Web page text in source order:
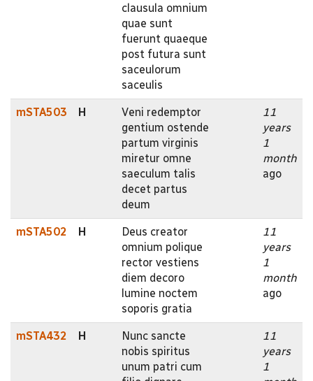
clausula omnium
quae sunt
fuerunt quaeque
post futura sunt
saceulorum
saceulis
mSTA503 H
Veni redemptor
gentium ostende
partum virginis
miretur omne
saeculum talis
decet partus
deum
11
years
1
month
ago
mSTA502 H
Deus creator
omnium polique
rector vestiens
diem decoro
lumine noctem
soporis gratia
11
years
1
month
ago
mSTA432 H
Nunc sancte
nobis spiritus
unum patri cum
11
years
1